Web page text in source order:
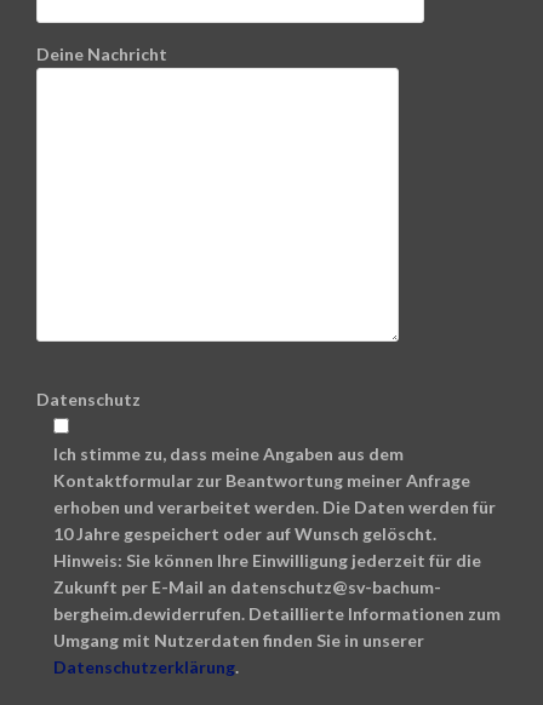
Deine Nachricht
Datenschutz
Ich stimme zu, dass meine Angaben aus dem
Kontaktformular zur Beantwortung meiner Anfrage
erhoben und verarbeitet werden. Die Daten werden für
10 Jahre gespeichert oder auf Wunsch gelöscht.
Hinweis: Sie können Ihre Einwilligung jederzeit für die
Zukunft per E-Mail an datenschutz@sv-bachum-
bergheim.dewiderrufen. Detaillierte Informationen zum
Umgang mit Nutzerdaten finden Sie in unserer
Datenschutzerklärung.